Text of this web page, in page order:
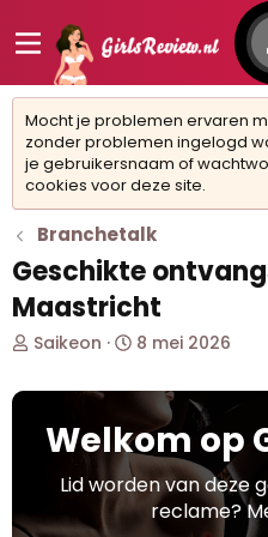
Mocht je problemen ervaren
zonder problemen ingelogd
je gebruikersnaam of
cookies voor deze site.
Branchetalk
Geschikte
Maastricht
O
d
p
Saikeon
S
a
t
d
a
8 mei 2026
Welkom op
Lid worden van deze
reclame?